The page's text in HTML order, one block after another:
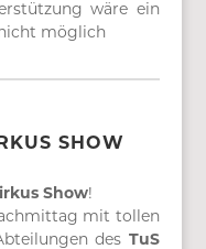
wäre ein
möglich
SHOW
Show!
mit tollen
des TuS